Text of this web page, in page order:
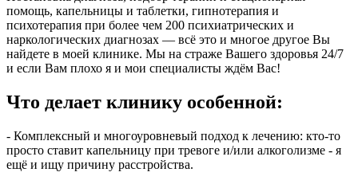
помощь, капельницы и таблетки, гипнотерапия и
психотерапия при более чем 200 психиатрических и
наркологических диагнозах — всё это и многое другое Вы
найдете в моей клинике. Мы на страже Вашего здоровья 24/7
и если Вам плохо я и мои специалисты ждём Вас!
Что делает клинику особенной:
- Комплексный и многоуровневый подход к лечению: кто-то
просто ставит капельницу при тревоге и/или алкоголизме - я
ещё и ищу причину расстройства.